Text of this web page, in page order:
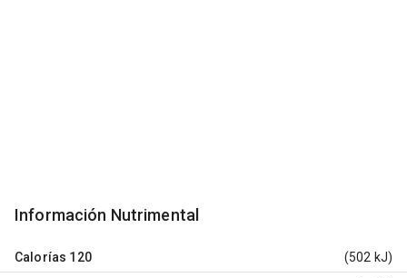
Información Nutrimental
Calorías 120 (502 kJ)